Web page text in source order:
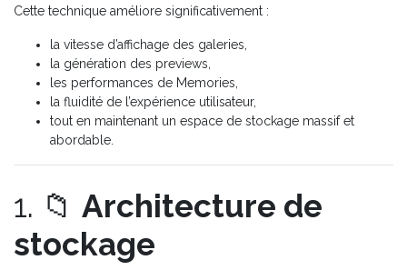
Cette technique améliore significativement :
la vitesse d’affichage des galeries,
la génération des previews,
les performances de Memories,
la fluidité de l’expérience utilisateur,
tout en maintenant un espace de stockage massif et
abordable.
1. 📁 Architecture de
stockage